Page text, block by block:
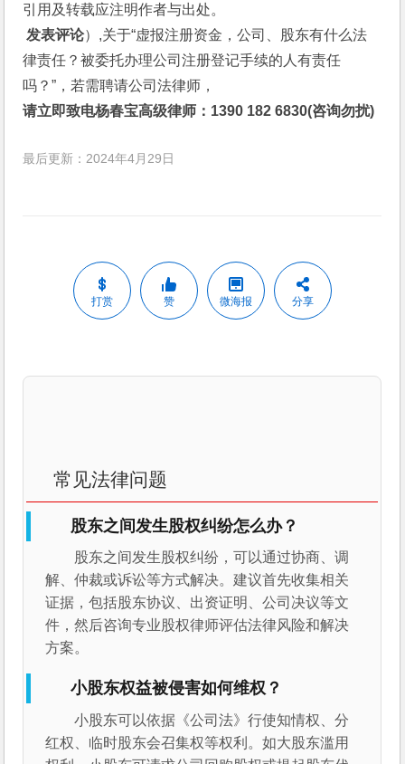
引用及转载应注明作者与出处。
发表评论）,关于“虚报注册资金，公司、股东有什么法
律责任？被委托办理公司注册登记手续的人有责任
吗？”，若需聘请公司法律师，
请立即致电杨春宝高级律师：1390 182 6830(咨询勿扰)
最后更新：2024年4月29日
打赏 赞 微海报 分享
常见法律问题
股东之间发生股权纠纷怎么办？
股东之间发生股权纠纷，可以通过协商、调
解、仲裁或诉讼等方式解决。建议首先收集相关
证据，包括股东协议、出资证明、公司决议等文
件，然后咨询专业股权律师评估法律风险和解决
方案。
小股东权益被侵害如何维权？
小股东可以依据《公司法》行使知情权、分
红权、临时股东会召集权等权利。如大股东滥用